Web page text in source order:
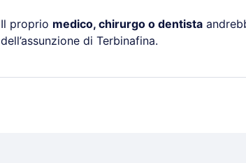
Il proprio medico, chirurgo o dentista
dell’assunzione di Terbinafina.